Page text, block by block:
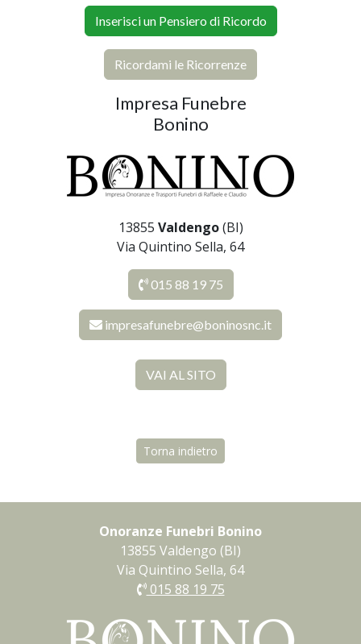
Inserisci un Pensiero di Ricordo
Ricordami le Ricorrenze
Impresa Funebre
Bonino
13855 Valdengo(BI)
Via Quintino Sella, 64
015 88 19 75
impresafunebre@boninosnc.it
VAI AL SITO
Torna indietro
Onoranze Funebri Bonino
13855 Valdengo (BI)
Via Quintino Sella, 64
015 88 19 75